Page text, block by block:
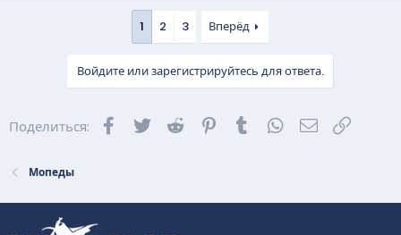
1 2 3 Вперёд
Войдите или зарегистрируйтесь для ответа.
Поделиться: Facebook
Twitter Reddit Pinterest
Tumblr WhatsApp
Мопеды